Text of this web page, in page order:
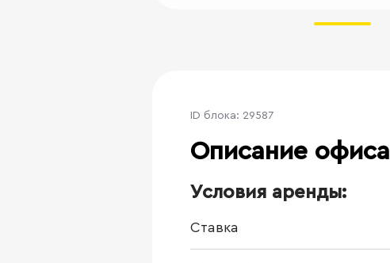
ID блока: 29587
Описание офиса
Условия аренды:
Ставка